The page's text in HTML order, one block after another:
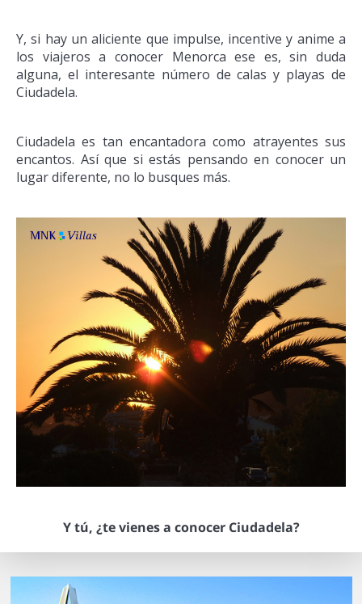
Y, si hay un aliciente que impulse, incentive y anime a
los viajeros a conocer Menorca ese es, sin duda
alguna, el interesante número de calas y playas de
Ciudadela.
Ciudadela es tan encantadora como atrayentes sus
encantos. Así que si estás pensando en conocer un
lugar diferente, no lo busques más.
Y tú, ¿te vienes a conocer Ciudadela?